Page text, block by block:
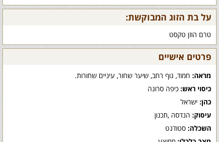
על בת הזוג המבוקשת:
טרם הוזן טקסט
פרטים אישיים
מראה: חמוד, גוף רחב, שיער שחור, עיניים שחורות.
כיסוי ראש: כיפה סרוגה
כהן: ישראל
עיסוק: הנדסה ,תכנון
השכלה: סטודנט